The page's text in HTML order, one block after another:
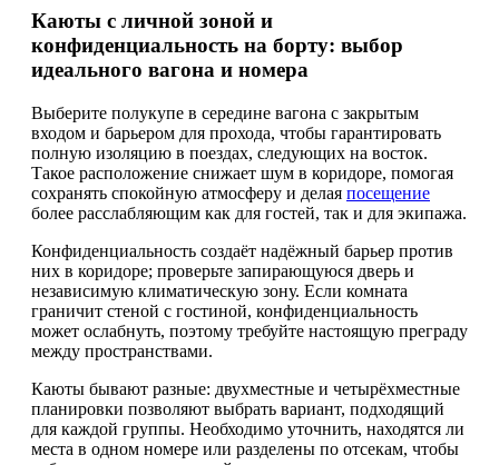
Каюты с личной зоной и
конфиденциальность на борту: выбор
идеального вагона и номера
Выберите полукупе в середине вагона с закрытым
входом и барьером для прохода, чтобы гарантировать
полную изоляцию в поездах, следующих на восток.
Такое расположение снижает шум в коридоре, помогая
сохранять спокойную атмосферу и делая посещение
более расслабляющим как для гостей, так и для экипажа.
Конфиденциальность создаёт надёжный барьер против
них в коридоре; проверьте запирающуюся дверь и
независимую климатическую зону. Если комната
граничит стеной с гостиной, конфиденциальность
может ослабнуть, поэтому требуйте настоящую преграду
между пространствами.
Каюты бывают разные: двухместные и четырёхместные
планировки позволяют выбрать вариант, подходящий
для каждой группы. Необходимо уточнить, находятся ли
места в одном номере или разделены по отсекам, чтобы